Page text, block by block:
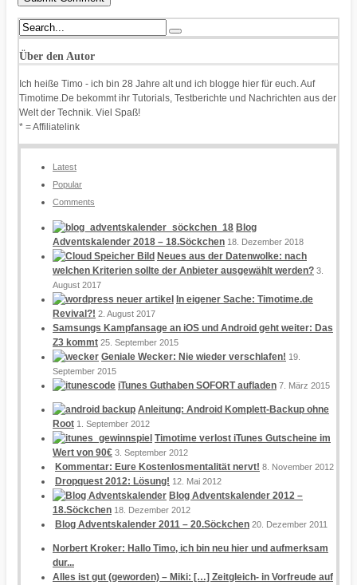
Über den Autor
Ich heiße Timo - ich bin 28 Jahre alt und ich blogge hier für euch. Auf
Timotime.De bekommt ihr Tutorials, Testberichte und Nachrichten aus der
Welt der Technik. Viel Spaß!
* = Affiliatelink
Latest
Popular
Comments
Blog
Adventskalender 2018 – 18.Söckchen 18. Dezember 2018
Neues aus der Datenwolke: nach
welchen Kriterien sollte der Anbieter ausgewählt werden? 3.
August 2017
In eigener Sache: Timotime.de
Revival?! 2. August 2017
Samsungs Kampfansage an iOS und Android geht weiter: Das
Z3 kommt 25. September 2015
Geniale Wecker: Nie wieder verschlafen! 19.
September 2015
iTunes Guthaben SOFORT aufladen 7. März 2015
Anleitung: Android Komplett-Backup ohne
Root 1. September 2012
Timotime verlost iTunes Gutscheine im
Wert von 90€ 3. September 2012
Kommentar: Eure Kostenlosmentalität nervt! 8. November 2012
Dropquest 2012: Lösung! 12. Mai 2012
Blog Adventskalender 2012 –
18.Söckchen 18. Dezember 2012
Blog Adventskalender 2011 – 20.Söckchen 20. Dezember 2011
Norbert Kroker: Hallo Timo, ich bin neu hier und aufmerksam
dur...
Alles ist gut (geworden) – Miki: […] Zeitgleich- in Vorfreude auf